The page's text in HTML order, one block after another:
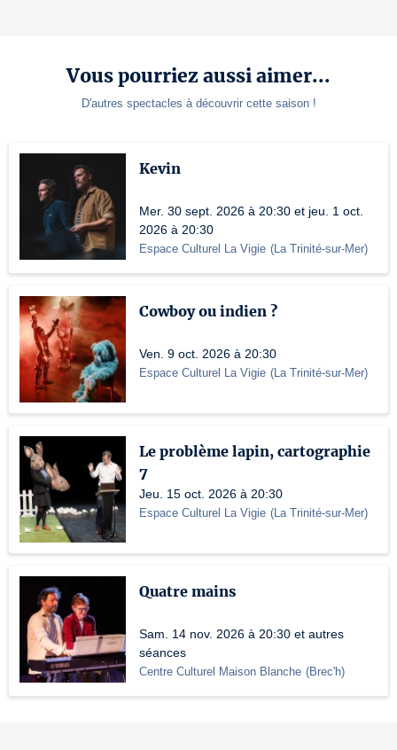
Vous pourriez aussi aimer...
D'autres spectacles à découvrir cette saison !
Kevin
Mer. 30 sept. 2026 à 20:30 et jeu. 1 oct.
2026 à 20:30
Espace Culturel La Vigie (La Trinité-sur-Mer)
Cowboy ou indien ?
Ven. 9 oct. 2026 à 20:30
Espace Culturel La Vigie (La Trinité-sur-Mer)
Le problème lapin, cartographie
7
Jeu. 15 oct. 2026 à 20:30
Espace Culturel La Vigie (La Trinité-sur-Mer)
Quatre mains
Sam. 14 nov. 2026 à 20:30 et autres
séances
Centre Culturel Maison Blanche (Brec'h)